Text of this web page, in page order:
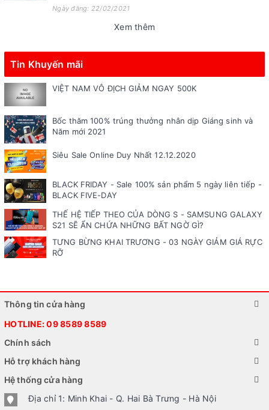
Ngày đăng: 22/02/2021
Xem thêm
Tin Khuyến mãi
VIỆT NAM VÔ ĐỊCH GIẢM NGAY 500K
Bốc thăm 100% trúng thưởng nhân dịp Giáng sinh và
Năm mới 2021
Siêu Sale Online Duy Nhất 12.12.2020
BLACK FRIDAY - Sale 100% sản phẩm 5 ngày liên tiếp -
BLACK FIVE-DAY
THẾ HỆ TIẾP THEO CỦA DÒNG S - SAMSUNG GALAXY
S21 SẼ ẨN CHỨA NHỮNG BẤT NGỜ GÌ?
TƯNG BỪNG KHAI TRƯƠNG - 03 NGÀY GIẢM GIÁ RỰC
RỠ
Thông tin cửa hàng
HOTLINE:09 8589 8589
Chính sách
Hỗ trợ khách hàng
Hệ thống cửa hàng
Địa chỉ 1: Minh Khai - Q. Hai Bà Trưng - Hà Nội